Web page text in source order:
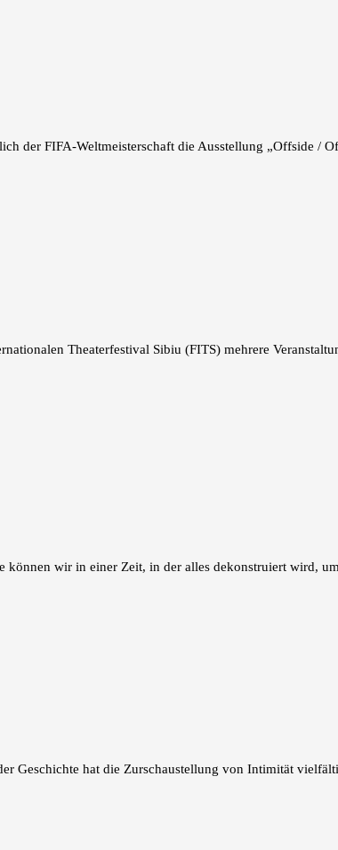
der FIFA-Weltmeisterschaft die Ausstellung „Offside /
Theaterfestival Sibiu (FITS) mehrere
wir in einer Zeit, in der alles dekonstruiert wird,
Geschichte hat die Zurschaustellung von Intimität